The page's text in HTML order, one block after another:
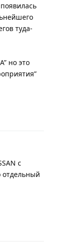
туда-
но это
с
отдельный